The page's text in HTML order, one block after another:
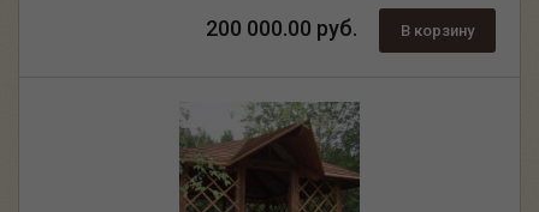
200 000.00 руб. В корзину